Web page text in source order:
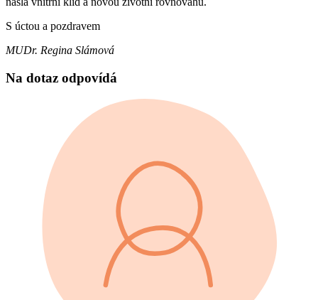
S úctou a pozdravem
MUDr. Regina Slámová
Na dotaz odpovídá